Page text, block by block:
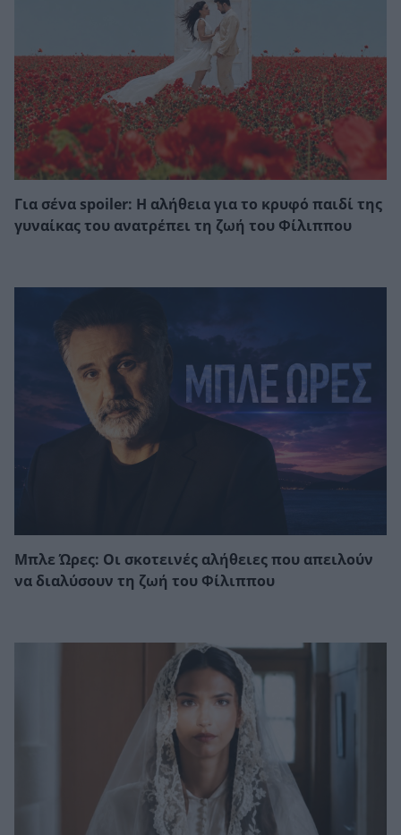
Για σένα spoiler: Η αλήθεια για το κρυφό παιδί της
γυναίκας του ανατρέπει τη ζωή του Φίλιππου
Μπλε Ώρες: Οι σκοτεινές αλήθειες που απειλούν
να διαλύσουν τη ζωή του Φίλιππου